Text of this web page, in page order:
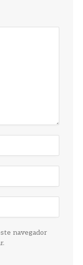
navegador